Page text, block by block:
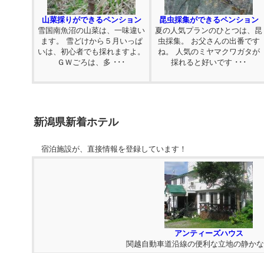
山菜採りができるペンション
雪国南魚沼の山菜は、一味違い
ます。 雪どけから５月いっぱ
いは、初心者でも採れますよ。
ＧＷごろは、多 ･･･
昆虫採集ができるペンション
夏の人気プランのひとつは、昆
虫採集。 お父さんの出番です
ね。 人気のミヤマクワガタが
採れると好いです ･･･
新潟県新着ホテル
宿泊施設が、直接情報を登録しています！
アンティーズハウス
関越自動車道沿線の便利な立地の静か